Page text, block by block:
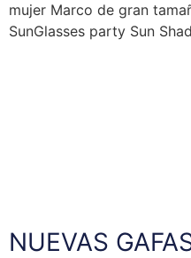
mujer Marco de gran
SunGlasses party Sun
NUEVAS